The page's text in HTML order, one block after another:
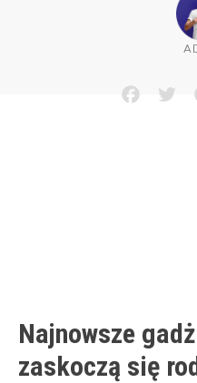
Facebook
Najnowsze
zaskoczą się